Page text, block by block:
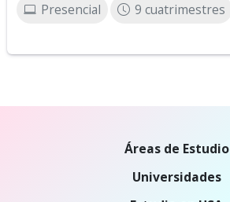
Presencial 9 cuatrimestres
Áreas de Estudio
Universidades